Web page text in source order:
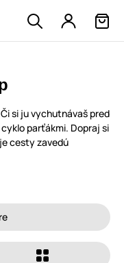
si ju vychutnávaš pred
parťákmi. Dopraj si
cesty zavedú